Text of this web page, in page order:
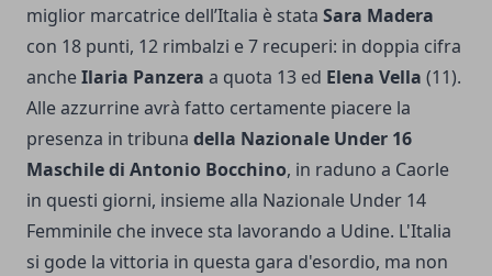
miglior marcatrice dell’Italia è stata Sara Madera
con 18 punti, 12 rimbalzi e 7 recuperi: in doppia cifra
ancheIlaria Panzera a quota 13 ed Elena Vella (11).
Alle azzurrine avrà fatto certamente piacere la
presenza in tribuna della Nazionale Under 16
Maschile di Antonio Bocchino, in raduno a Caorle
in questi giorni, insieme alla Nazionale Under 14
Femminile che invece sta lavorando a Udine. L'Italia
si gode la vittoria in questa gara d'esordio, ma non